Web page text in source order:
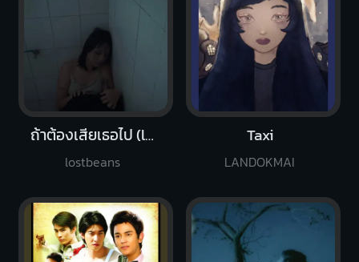
ถ้าต้องเสียเธอไป (lost you)
lostbeans
Taxi
LANDOKMAI